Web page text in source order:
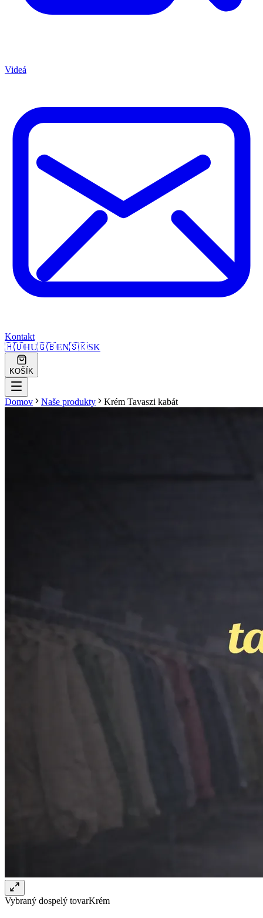
Videá
Kontakt
🇭🇺HU🇬🇧EN🇸🇰SK
KOŠÍK
Domov Naše produkty Krém Tavaszi kabát
Vybraný dospelý tovarKrém